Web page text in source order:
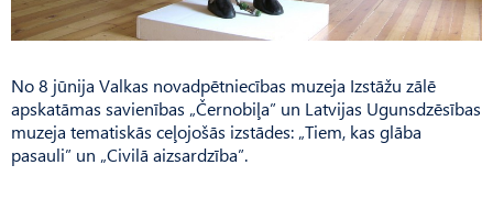
No 8 jūnija Valkas novadpētniecības muzeja Izstāžu zālē
apskatāmas savienības „Černobiļa” un Latvijas Ugunsdzēsības
muzeja tematiskās ceļojošās izstādes: „Tiem, kas glāba
pasauli” un „Civilā aizsardzība”.